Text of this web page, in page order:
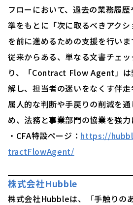
フローにおいて、過去の業務履
準をもとに「次に取るべきアク
を前に進めるための支援を行いま
従来からある、単なる文書チェ
り、「Contract Flow Agent」は
解し、担当者の迷いをなくす伴走
属人的な判断や手戻りの削減を
め、法務と事業部門の協業を強力
・CFA特設ページ： https://
tractFlowAgent/
株式会社Hubble
株式会社Hubbleは、「手触りの